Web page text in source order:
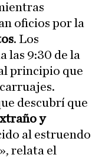
oficios por la
. Los
las 9:30 de la
principio que
descubrí que
y
al estruendo
relata el